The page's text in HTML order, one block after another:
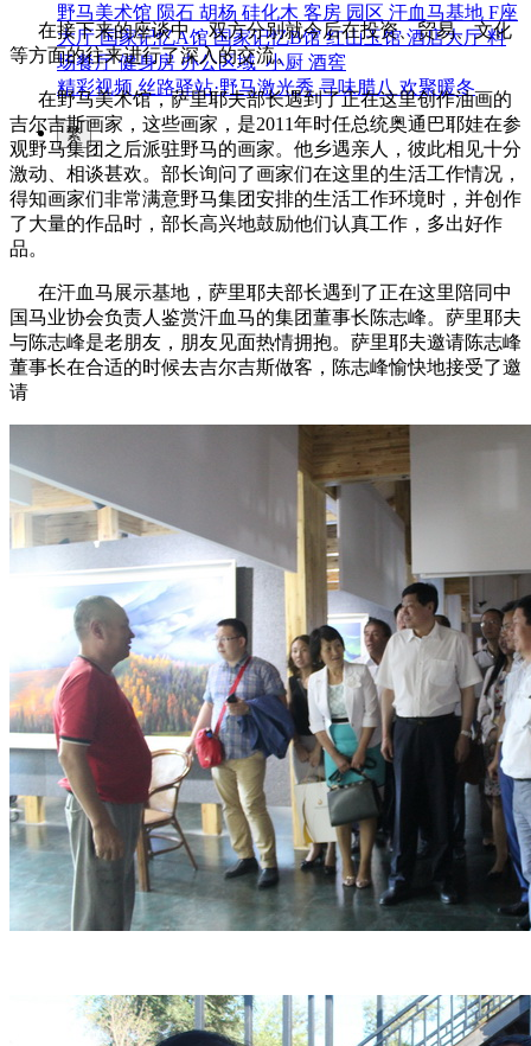
野马美术馆 陨石 胡杨 硅化木 客房 园区 汗血马基地 F座
大厅 国家记忆A馆 国家记忆B馆 红山玉馆 酒店大厅 料
场餐厅 健身房 办公区域 小厨 酒窖
精彩视频 丝路驿站·野马激光秀 寻味腊八 欢聚暖冬
繁
在接下来的座谈中，双方分别就今后在投资、贸易、文化
等方面的往来进行了深入的交流。
在野马美术馆，萨里耶夫部长遇到了正在这里创作油画的
吉尔吉斯画家，这些画家，是2011年时任总统奥通巴耶娃在参
观野马集团之后派驻野马的画家。他乡遇亲人，彼此相见十分
激动、相谈甚欢。部长询问了画家们在这里的生活工作情况，
得知画家们非常满意野马集团安排的生活工作环境时，并创作
了大量的作品时，部长高兴地鼓励他们认真工作，多出好作
品。
在汗血马展示基地，萨里耶夫部长遇到了正在这里陪同中
国马业协会负责人鉴赏汗血马的集团董事长陈志峰。萨里耶夫
与陈志峰是老朋友，朋友见面热情拥抱。萨里耶夫邀请陈志峰
董事长在合适的时候去吉尔吉斯做客，陈志峰愉快地接受了邀
请